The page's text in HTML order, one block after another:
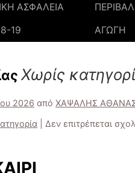
ΑΣΦΑΛΕΙΑ
19
ΑΓΩΓΗ
Χωρίς
2026 από ΧΑΨΑΛΗΣ
Δεν επιτρέπεται